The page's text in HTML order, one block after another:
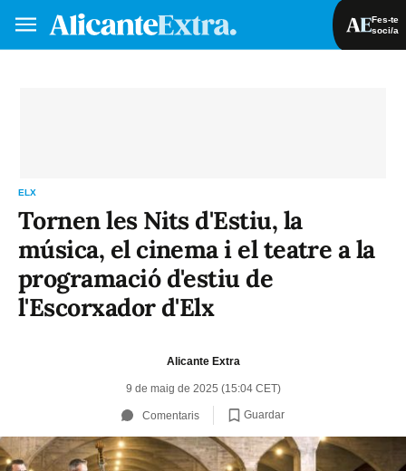
Fes-te
soci/a
ELX
Tornen les Nits d'Estiu, la
música, el cinema i el teatre a la
programació d'estiu de
l'Escorxador d'Elx
Alicante Extra
9 de maig de 2025 (15:04 CET)
Comentaris Guardar